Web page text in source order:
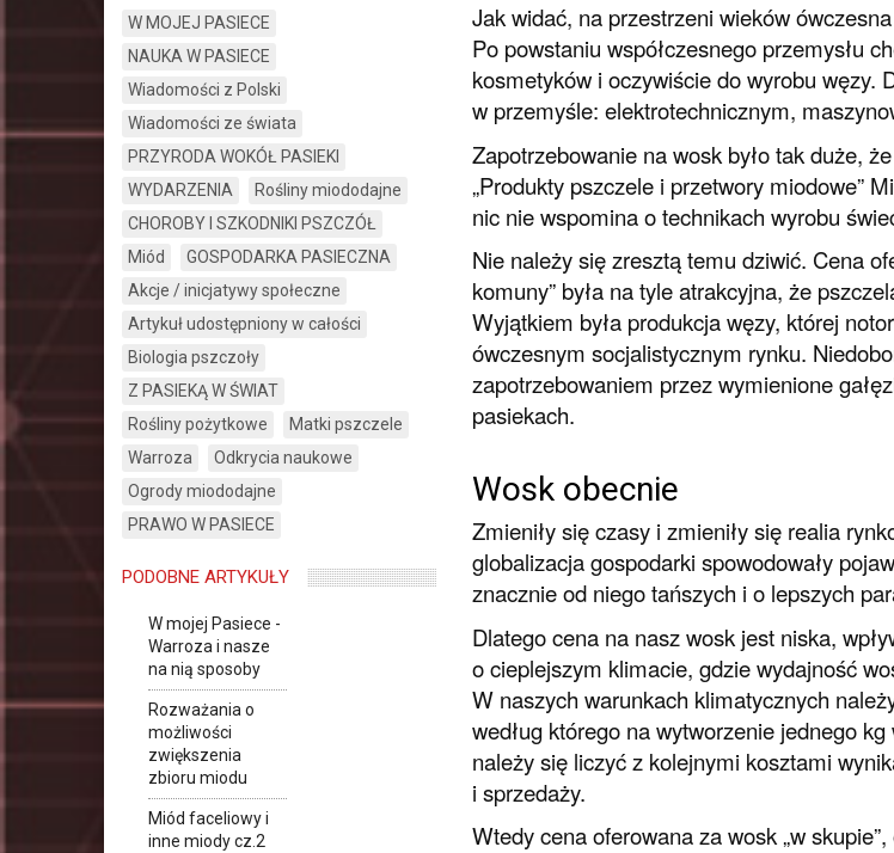
Jak widać, na przestrzeni wieków
Po powstaniu współczesnego przemysłu
kosmetyków i oczywiście do wyrobu węzy.
w przemyśle: elektrotechnicznym,
Zapotrzebowanie na wosk było tak duże,
„Produkty pszczele i przetwory miodowe”
nic nie wspomina o technikach wyrobu
Nie należy się zresztą temu dziwić. Cena
komuny” była na tyle atrakcyjna, że
Wyjątkiem była produkcja węzy, której
ówczesnym socjalistycznym rynku.
zapotrzebowaniem przez wymienione
pasiekach.
Wosk obecnie
Zmieniły się czasy i zmieniły się realia
globalizacja gospodarki spowodowały
znacznie od niego tańszych i o lepszych
Dlatego cena na nasz wosk jest niska,
o cieplejszym klimacie, gdzie wydajność
W naszych warunkach klimatycznych
według którego na wytworzenie jednego
należy się liczyć z kolejnymi kosztami
i sprzedaży.
Wtedy cena oferowana za wosk „w
W MOJEJ PASIECE
NAUKA W PASIECE
Wiadomości z Polski
Wiadomości ze świata
PRZYRODA WOKÓŁ PASIEKI
WYDARZENIA
Rośliny miododajne
CHOROBY I SZKODNIKI PSZCZÓŁ
Miód
GOSPODARKA PASIECZNA
Akcje / inicjatywy społeczne
Artykuł udostępniony w całości
Biologia pszczoły
Z PASIEKĄ W ŚWIAT
Rośliny pożytkowe
Matki pszczele
Warroza
Odkrycia naukowe
Ogrody miododajne
PRAWO W PASIECE
PODOBNE ARTYKUŁY
W mojej Pasiece -
Warroza i nasze
na nią sposoby
Rozważania o
możliwości
zwiększenia
zbioru miodu
Miód faceliowy i
inne miody cz.2